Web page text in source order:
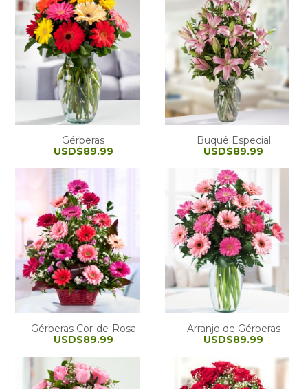
Gérberas
USD$89.99
Buquê Especial
USD$89.99
Gérberas Cor-de-Rosa
USD$89.99
Arranjo de Gérberas
USD$89.99